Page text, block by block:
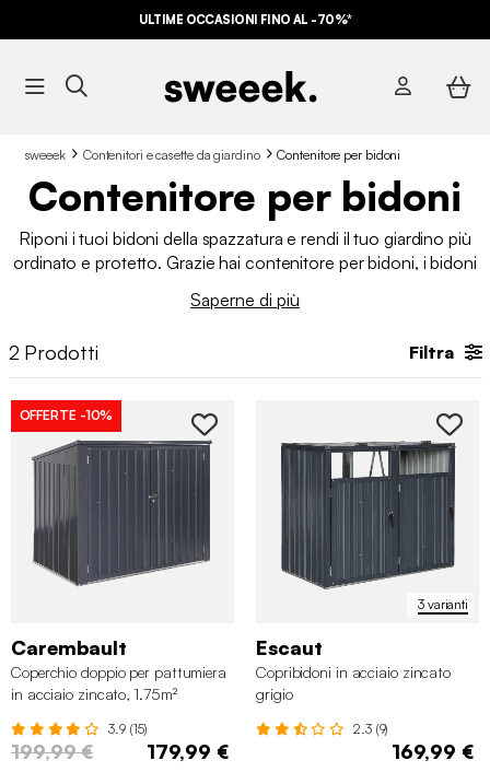
ULTIME OCCASIONI FINO AL -70%*
sweeek Contenitori e casette da giardino Contenitore per bidoni
Contenitore per bidoni
Riponi i tuoi bidoni della spazzatura e rendi il tuo giardino più
ordinato e protetto. Grazie hai contenitore per bidoni, i bidoni
diversi modelli ai migliori prezzi. Su sweeek offriamo anche
Saperne di più
2 Prodotti Filtra
OFFERTE -10%
Carembault
Coperchio doppio per pattumiera
in acciaio zincato, 1.75m²
3.9 (15)
199,99 € 179,99 €
3 varianti
Escaut
Copribidoni in acciaio zincato
grigio
2.3 (9)
169,99 €